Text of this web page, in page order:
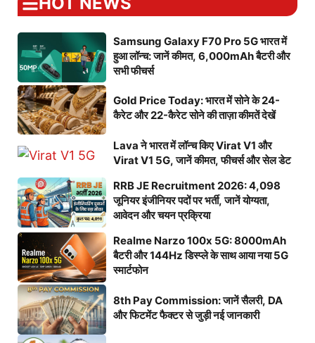
Samsung Galaxy F70 Pro 5G भारत में
हुआ लॉन्च: जानें कीमत, 6,000mAh बैटरी और
सभी फीचर्स
Gold Price Today: भारत में सोने के 24-
कैरेट और 22-कैरेट सोने की ताज़ा कीमतें देखें
Lava ने भारत में लॉन्च किए Virat V1 और
Virat V1 5G, जानें कीमत, फीचर्स और सेल डेट
RRB JE Recruitment 2026: 4,098
जूनियर इंजीनियर पदों पर भर्ती, जानें योग्यता,
आवेदन और चयन प्रक्रिया
Realme Narzo 100x 5G: 8000mAh
बैटरी और 144Hz डिस्प्ले के साथ आया नया 5G
स्मार्टफोन
8th Pay Commission: जानें सैलरी, DA
और फिटमेंट फैक्टर से जुड़ी नई जानकारी